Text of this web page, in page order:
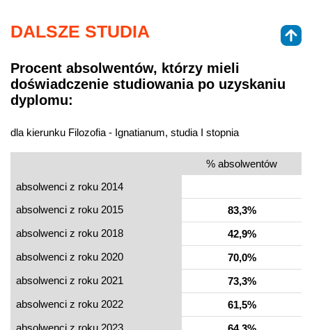
DALSZE STUDIA
Procent absolwentów, którzy mieli
doświadczenie studiowania po uzyskaniu
dyplomu:
dla kierunku Filozofia - Ignatianum, studia I stopnia
% absolwentów
absolwenci z roku 2014
absolwenci z roku 2015
83,3%
absolwenci z roku 2018
42,9%
absolwenci z roku 2020
70,0%
absolwenci z roku 2021
73,3%
absolwenci z roku 2022
61,5%
absolwenci z roku 2023